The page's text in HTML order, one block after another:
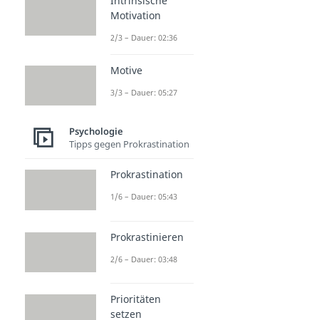
Motivation
2/3 – Dauer: 02:36
Motive
3/3 – Dauer: 05:27
Psychologie
Tipps gegen Prokrastination
Prokrastination
1/6 – Dauer: 05:43
Prokrastinieren
2/6 – Dauer: 03:48
Prioritäten
setzen